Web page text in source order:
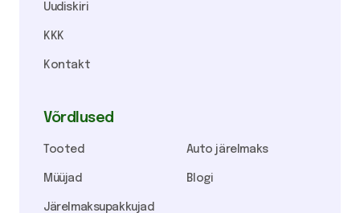
Uudiskiri
KKK
Kontakt
Võrdlused
Tooted
Müüjad
Järelmaksupakkujad
Auto järelmaks
Blogi